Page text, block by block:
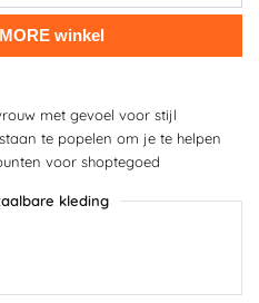
met gevoel voor stijl
te popelen om je te helpen
voor shoptegoed
kleding